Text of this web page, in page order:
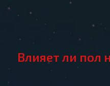
Влияет ли пол